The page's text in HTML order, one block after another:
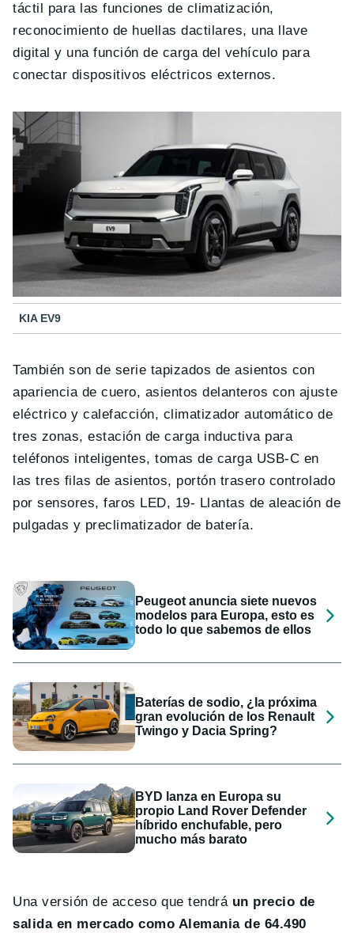
táctil para las funciones de climatización,
reconocimiento de huellas dactilares, una llave
digital y una función de carga del vehículo para
conectar dispositivos eléctricos externos.
KIA EV9
También son de serie tapizados de asientos con
apariencia de cuero, asientos delanteros con ajuste
eléctrico y calefacción, climatizador automático de
tres zonas, estación de carga inductiva para
teléfonos inteligentes, tomas de carga USB-C en
las tres filas de asientos, portón trasero controlado
por sensores, faros LED, 19- Llantas de aleación de
pulgadas y preclimatizador de batería.
Peugeot anuncia siete nuevos
modelos para Europa, esto es
todo lo que sabemos de ellos
Baterías de sodio, ¿la próxima
gran evolución de los Renault
Twingo y Dacia Spring?
BYD lanza en Europa su
propio Land Rover Defender
híbrido enchufable, pero
mucho más barato
Una versión de acceso que tendrá un precio de
salida en mercado como Alemania de 64.490